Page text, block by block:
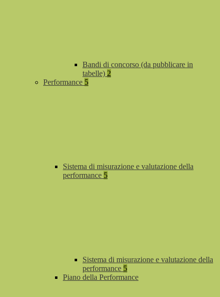
Bandi di concorso (da pubblicare in
tabelle) 2
Performance 5
Sistema di misurazione e valutazione della
performance 5
Sistema di misurazione e valutazione della
performance 5
Piano della Performance